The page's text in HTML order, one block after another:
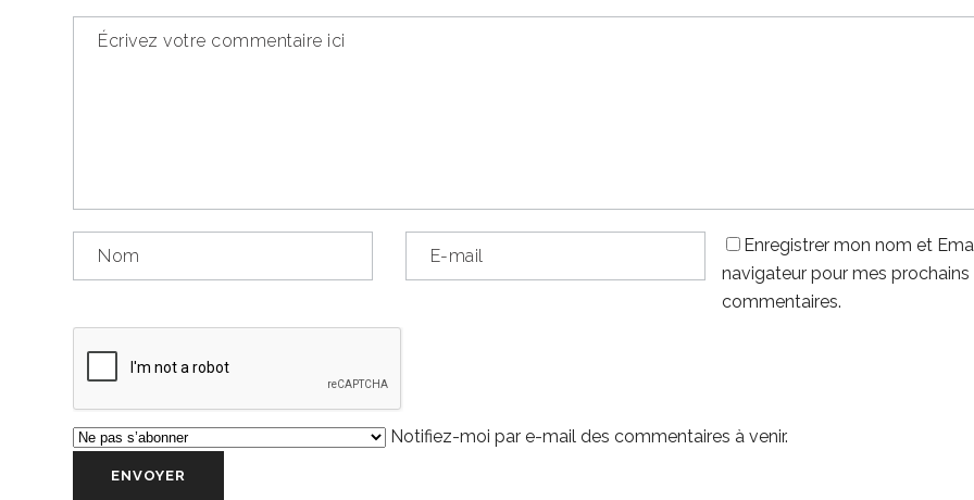
Enregistrer mon nom et
navigateur pour mes prochains
commentaires.
Notifiez-moi par e-mail des commentaires à venir.